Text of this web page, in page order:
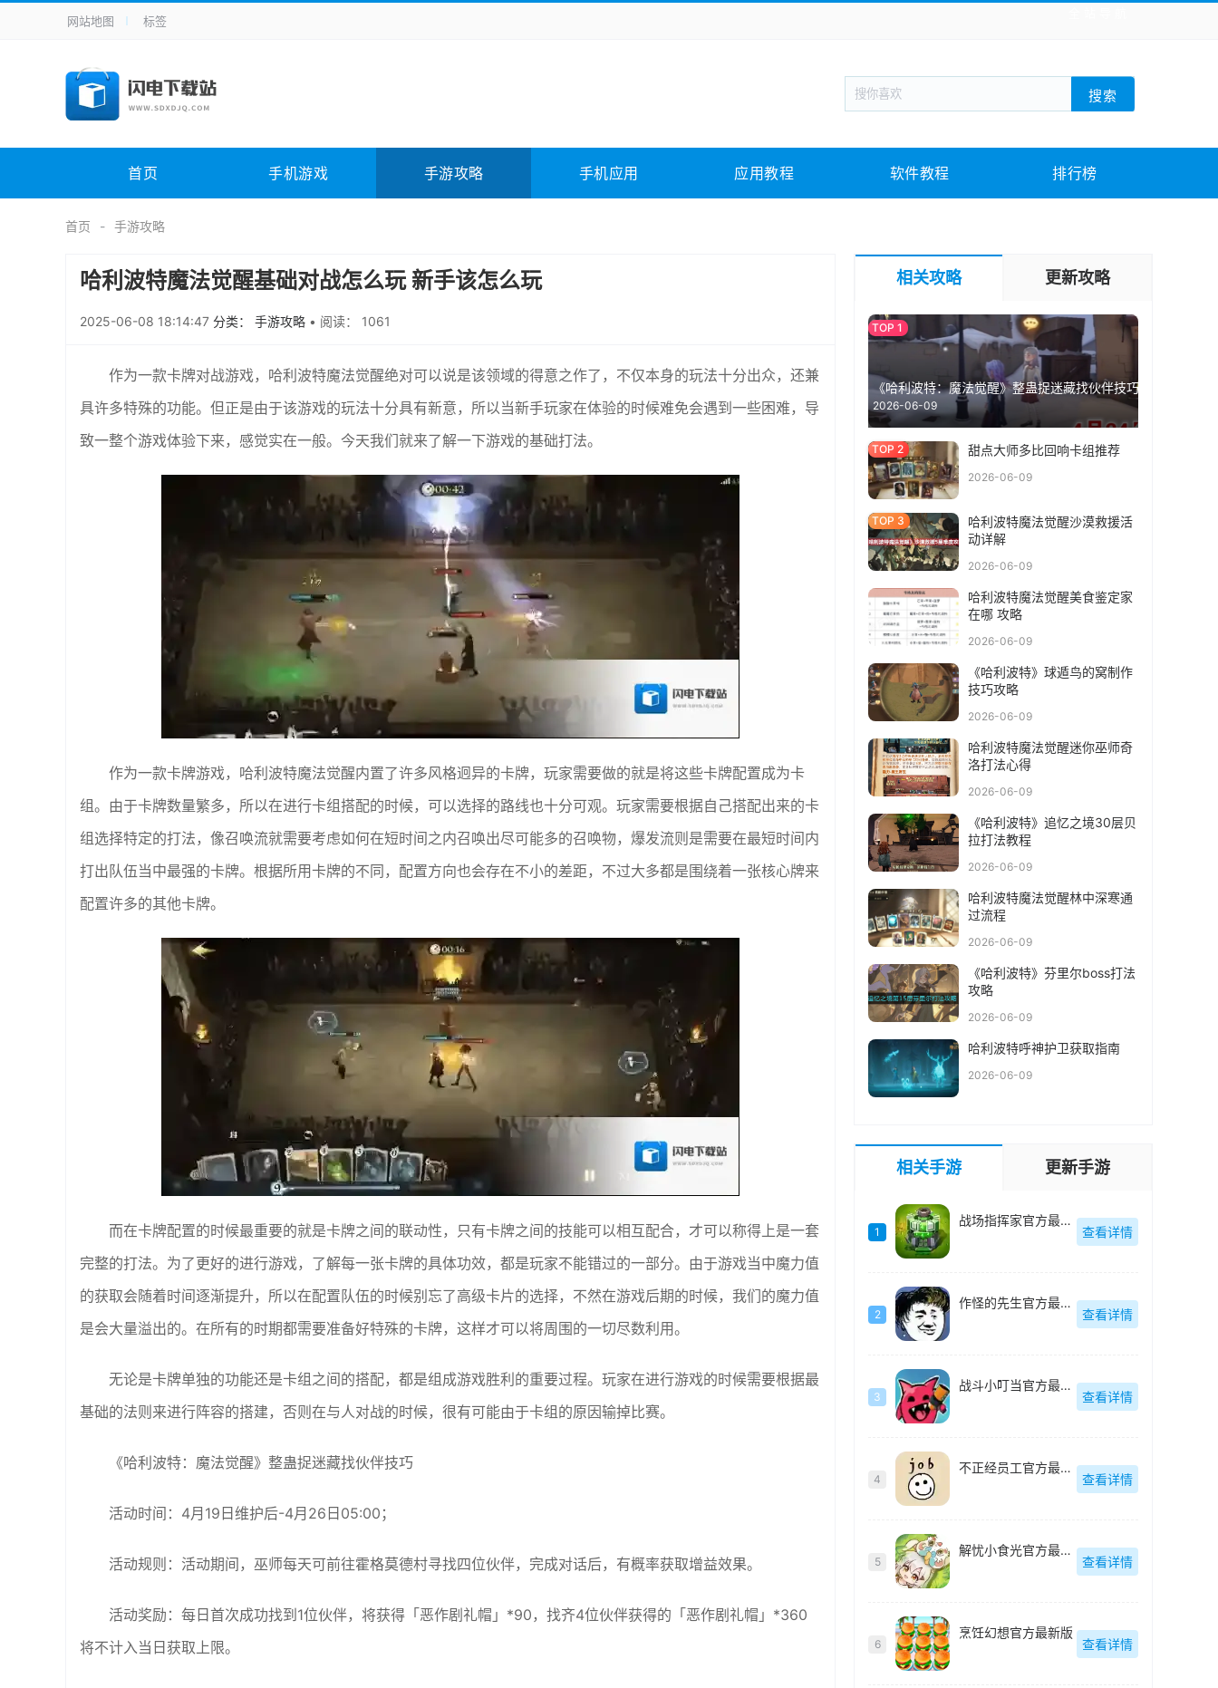
手机应用 新闻阅读 旅游出行 生活实用
手机游戏 H5游戏 回合网游 战棋游戏 枪战射击
电脑软件 其它类别 图形软件 安全相关 应用软件 影音软件 插件下载 教育教学 游戏娱乐 系统软件 素材下载
未分类 综合其它
网站地图 标签
搜索
首页 手机游戏 手游攻略 手机应用 应用教程 软件教程 排行榜
首页 手游攻略
哈利波特魔法觉醒基础对战怎么玩 新手该怎么玩
2025-06-08 18:14:47 分类： 手游攻略 • 阅读： 1061
作为一款卡牌对战游戏，哈利波特魔法觉醒绝对可以说是该领域的得意之作了，不仅本身的玩法十分出众，还兼
具许多特殊的功能。但正是由于该游戏的玩法十分具有新意，所以当新手玩家在体验的时候难免会遇到一些困难，导
致一整个游戏体验下来，感觉实在一般。今天我们就来了解一下游戏的基础打法。
作为一款卡牌游戏，哈利波特魔法觉醒内置了许多风格迥异的卡牌，玩家需要做的就是将这些卡牌配置成为卡
组。由于卡牌数量繁多，所以在进行卡组搭配的时候，可以选择的路线也十分可观。玩家需要根据自己搭配出来的卡
组选择特定的打法，像召唤流就需要考虑如何在短时间之内召唤出尽可能多的召唤物，爆发流则是需要在最短时间内
打出队伍当中最强的卡牌。根据所用卡牌的不同，配置方向也会存在不小的差距，不过大多都是围绕着一张核心牌来
配置许多的其他卡牌。
而在卡牌配置的时候最重要的就是卡牌之间的联动性，只有卡牌之间的技能可以相互配合，才可以称得上是一套
完整的打法。为了更好的进行游戏，了解每一张卡牌的具体功效，都是玩家不能错过的一部分。由于游戏当中魔力值
的获取会随着时间逐渐提升，所以在配置队伍的时候别忘了高级卡片的选择，不然在游戏后期的时候，我们的魔力值
是会大量溢出的。在所有的时期都需要准备好特殊的卡牌，这样才可以将周围的一切尽数利用。
无论是卡牌单独的功能还是卡组之间的搭配，都是组成游戏胜利的重要过程。玩家在进行游戏的时候需要根据最
基础的法则来进行阵容的搭建，否则在与人对战的时候，很有可能由于卡组的原因输掉比赛。
《哈利波特：魔法觉醒》整蛊捉迷藏找伙伴技巧
活动时间：4月19日维护后-4月26日05:00；
活动规则：活动期间，巫师每天可前往霍格莫德村寻找四位伙伴，完成对话后，有概率获取增益效果。
活动奖励：每日首次成功找到1位伙伴，将获得「恶作剧礼帽」*90，找齐4位伙伴获得的「恶作剧礼帽」*360
将不计入当日获取上限。
相关攻略 更新攻略
《哈利波特：魔法觉醒》整蛊捉迷藏找伙伴技巧
2026-06-09
甜点大师多比回响卡组推荐
2026-06-09
哈利波特魔法觉醒沙漠救援活
动详解
2026-06-09
哈利波特魔法觉醒美食鉴定家
在哪 攻略
2026-06-09
《哈利波特》球遁鸟的窝制作
技巧攻略
2026-06-09
哈利波特魔法觉醒迷你巫师奇
洛打法心得
2026-06-09
《哈利波特》追忆之境30层贝
拉打法教程
2026-06-09
哈利波特魔法觉醒林中深寒通
过流程
2026-06-09
《哈利波特》芬里尔boss打法
攻略
2026-06-09
哈利波特呼神护卫获取指南
2026-06-09
相关手游 更新手游
1
战场指挥家官方最新版
查看详情
2
作怪的先生官方最新版
查看详情
3
战斗小叮当官方最新版
查看详情
4
不正经员工官方最新版
查看详情
5
解忧小食光官方最新版
查看详情
6
烹饪幻想官方最新版
查看详情